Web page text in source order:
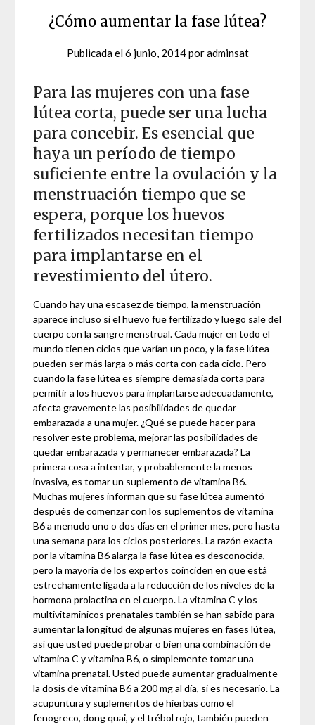
¿Cómo aumentar la fase lútea?
Publicada el6 junio, 2014poradminsat
Para las mujeres con una fase
lútea corta, puede ser una lucha
para concebir. Es esencial que
haya un período de tiempo
suficiente entre la ovulación y la
menstruación tiempo que se
espera, porque los huevos
fertilizados necesitan tiempo
para implantarse en el
revestimiento del útero.
Cuando hay una escasez de tiempo, la menstruación
aparece incluso si el huevo fue fertilizado y luego sale del
cuerpo con la sangre menstrual. Cada mujer en todo el
mundo tienen ciclos que varían un poco, y la fase lútea
pueden ser más larga o más corta con cada ciclo. Pero
cuando la fase lútea es siempre demasiada corta para
permitir a los huevos para implantarse adecuadamente,
afecta gravemente las posibilidades de quedar
embarazada a una mujer. ¿Qué se puede hacer para
resolver este problema, mejorar las posibilidades de
quedar embarazada y permanecer embarazada? La
primera cosa a intentar, y probablemente la menos
invasiva, es tomar un suplemento de vitamina B6.
Muchas mujeres informan que su fase lútea aumentó
después de comenzar con los suplementos de vitamina
B6 a menudo uno o dos días en el primer mes, pero hasta
una semana para los ciclos posteriores. La razón exacta
por la vitamina B6 alarga la fase lútea es desconocida,
pero la mayoría de los expertos coinciden en que está
estrechamente ligada a la reducción de los niveles de la
hormona prolactina en el cuerpo. La vitamina C y los
multivitaminicos prenatales también se han sabido para
aumentar la longitud de algunas mujeres en fases lútea,
así que usted puede probar o bien una combinación de
vitamina C y vitamina B6, o simplemente tomar una
vitamina prenatal. Usted puede aumentar gradualmente
la dosis de vitamina B6 a 200 mg al día, si es necesario. La
acupuntura y suplementos de hierbas como el
fenogreco, dong quai, y el trébol rojo, también pueden